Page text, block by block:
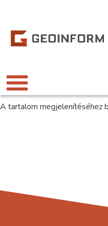
A tartalom megjelenítéséhez